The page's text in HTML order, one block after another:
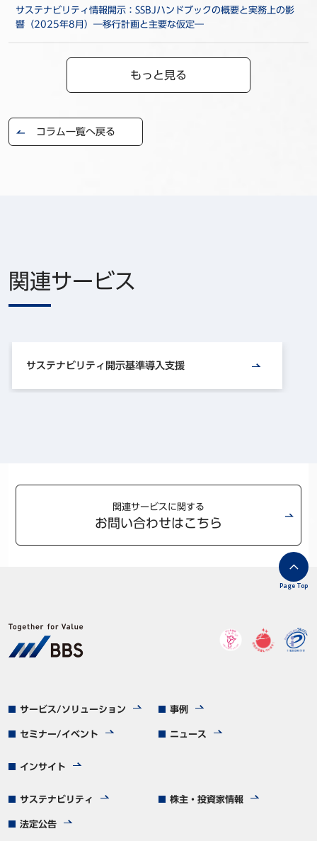
サステナビリティ情報開示：SSBJハンドブックの概要と実務上の影
響（2025年8月）―移行計画と主要な仮定―
もっと見る
コラム一覧へ戻る
関連サービス
サステナビリティ開示基準導入支援
関連サービスに関する
お問い合わせはこちら
サービス/ソリューション 事例
セミナー/イベント ニュース
インサイト
サステナビリティ 株主・投資家情報
法定公告
Page Top